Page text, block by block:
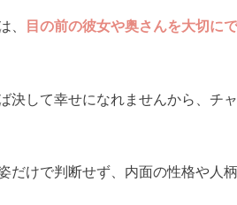
、
目の前の彼女や奥さんを大切に
決して幸せになれませんから、チ
だけで判断せず、内面の性格や人